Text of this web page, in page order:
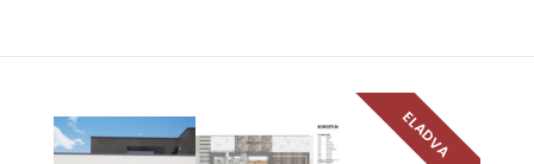
ELADVA